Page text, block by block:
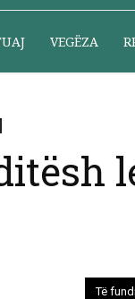
VEGËZA
Të